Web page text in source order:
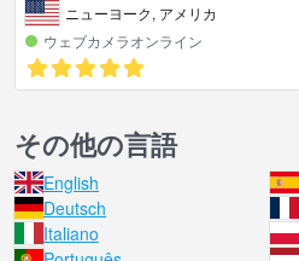
ニューヨーク, アメリカ
ウェブカメラオンライン
その他の言語
English
Deutsch
Italiano